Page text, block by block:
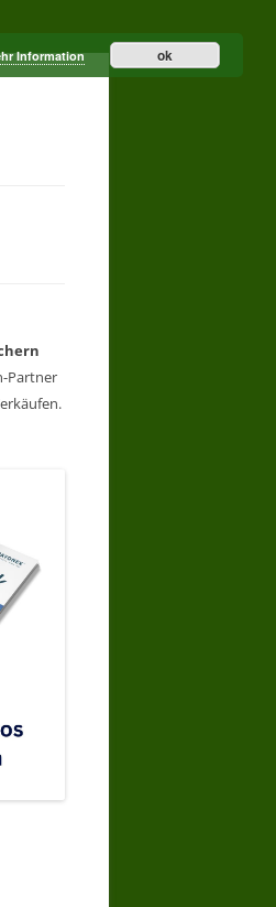
Partner
Information ok